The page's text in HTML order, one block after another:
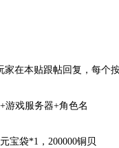
在本贴跟帖回复，每个
戏服务器+角色名
宝袋*1，200000铜贝